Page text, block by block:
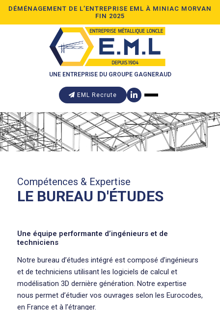
DÉMÉNAGEMENT DE L’ENTREPRISE EML À MINIAC MORVAN
FIN 2025
UNE ENTREPRISE DU GROUPE GAGNERAUD
EML Recrute
Compétences & Expertise
LE BUREAU D'ÉTUDES
Une équipe performante d’ingénieurs et de
techniciens
Notre bureau d’études intégré est composé d’ingénieurs
et de techniciens utilisant les logiciels de calcul et
modélisation 3D dernière génération. Notre expertise
nous permet d’étudier vos ouvrages selon les Eurocodes,
en France et à l’étranger.